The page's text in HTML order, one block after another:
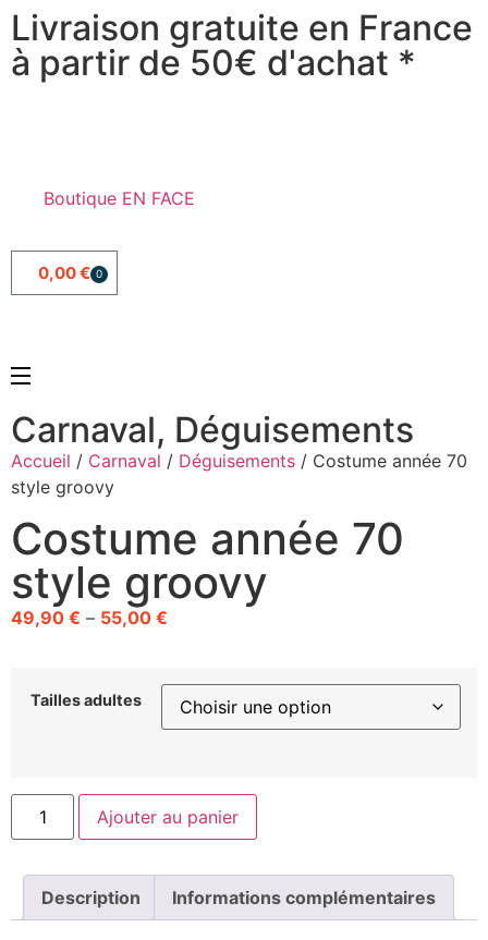
Livraison gratuite en France
à partir de 50€ d'achat *
Boutique EN FACE
0,00€ 0
Carnaval, Déguisements
Accueil / Carnaval / Déguisements / Costume année 70
style groovy
Costume année 70
style groovy
49,90 € – 55,00 €
Tailles adultes
Ajouter au panier
Description Informations complémentaires